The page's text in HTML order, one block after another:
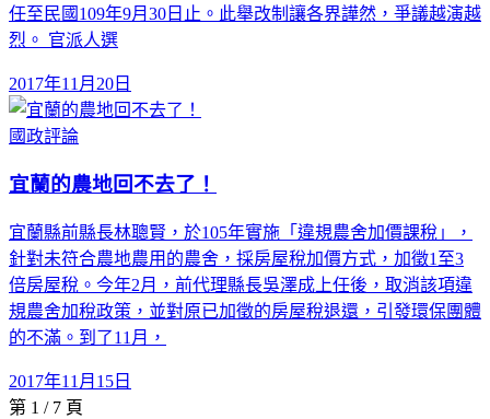
任至民國109年9月30日止。此舉改制讓各界譁然，爭議越演越
烈。 官派人選
2017年11月20日
國政評論
宜蘭的農地回不去了！
宜蘭縣前縣長林聰賢，於105年實施「違規農舍加價課稅」，
針對未符合農地農用的農舍，採房屋稅加價方式，加徵1至3
倍房屋稅。今年2月，前代理縣長吳澤成上任後，取消該項違
規農舍加稅政策，並對原已加徵的房屋稅退還，引發環保團體
的不滿。到了11月，
2017年11月15日
第 1 / 7 頁